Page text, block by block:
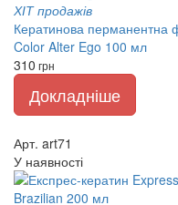
ХІТ продажів
Кератинова перманентна
Color Alter Ego 100 мл
310 грн
Докладніше
Арт. art71
У наявності